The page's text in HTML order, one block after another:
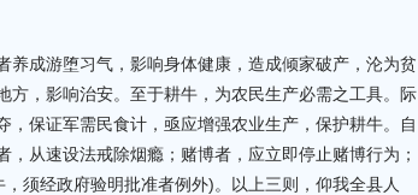
养成游堕习气，影响身体健康，造成倾家破产，沦为贫
方，影响治安。至于耕牛，为农民生产必需之工具。际
，保证军需民食计，亟应增强农业生产，保护耕牛。自
从速设法戒除烟瘾；赌博者，应立即停止赌博行为；
须经政府验明批准者例外)。以上三则，仰我全县人